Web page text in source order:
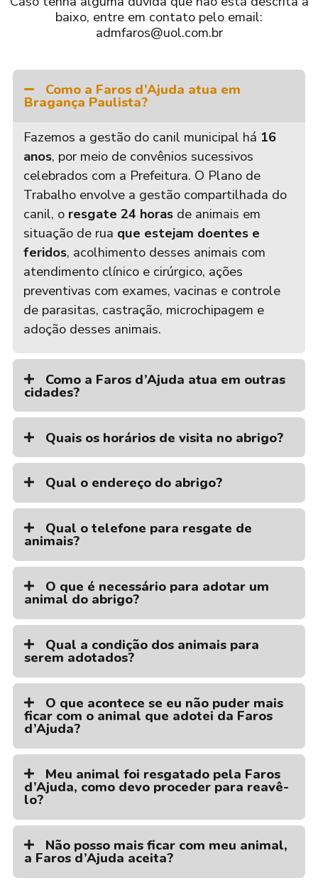
baixo, entre em contato pelo email:
admfaros@uol.com.br
Como a Faros d’Ajuda atua em
Bragança Paulista?
Fazemos a gestão do canil municipal há 16
anos, por meio de convênios sucessivos
celebrados com a Prefeitura. O Plano de
Trabalho envolve a gestão compartilhada do
canil, o resgate 24 horas de animais em
situação de rua que estejam doentes e
feridos, acolhimento desses animais com
atendimento clínico e cirúrgico, ações
preventivas com exames, vacinas e controle
de parasitas, castração, microchipagem e
adoção desses animais.
Como a Faros d’Ajuda atua em outras
cidades?
Quais os horários de visita no abrigo?
Qual o endereço do abrigo?
Qual o telefone para resgate de
animais?
O que é necessário para adotar um
animal do abrigo?
Qual a condição dos animais para
serem adotados?
O que acontece se eu não puder mais
ficar com o animal que adotei da Faros
d’Ajuda?
Meu animal foi resgatado pela Faros
d’Ajuda, como devo proceder para reavê-
lo?
Não posso mais ficar com meu animal,
a Faros d’Ajuda aceita?